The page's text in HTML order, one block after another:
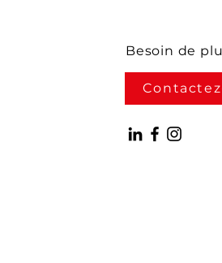
Besoin de